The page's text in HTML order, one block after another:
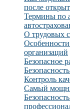
после
Термины по
О трудовых
организаций
Безопасное
Контроль
Самый